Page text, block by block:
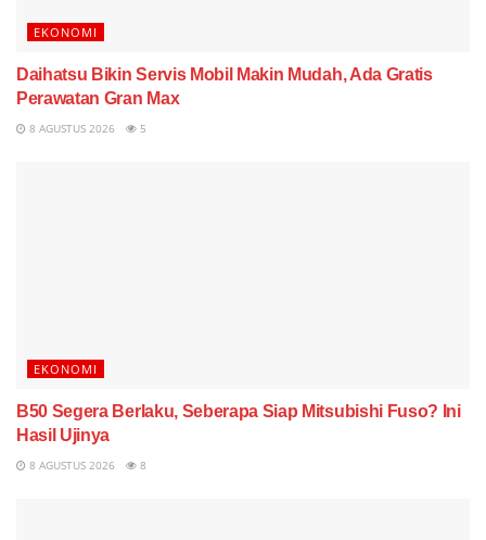
EKONOMI
Daihatsu Bikin Servis Mobil Makin Mudah, Ada Gratis
Perawatan Gran Max
8 AGUSTUS 2026 5
EKONOMI
B50 Segera Berlaku, Seberapa Siap Mitsubishi Fuso? Ini
Hasil Ujinya
8 AGUSTUS 2026 8